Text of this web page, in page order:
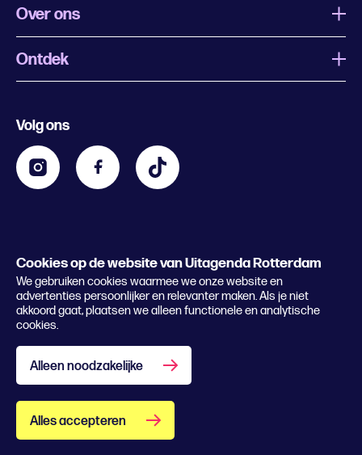
Cookies op de website van Uitagenda Rotterdam
We gebruiken cookies waarmee we onze website en
advertenties persoonlijker en relevanter maken. Als je niet
akkoord gaat, plaatsen we alleen functionele en analytische
cookies.
Alleen noodzakelijke
Alles accepteren
Over ons
Wat is Uitagenda Rotterdam
Contact
Zakelijk
Lees het magazine
Ontdek
Kids
Volg ons
© 2026 Rotterdam Festivals